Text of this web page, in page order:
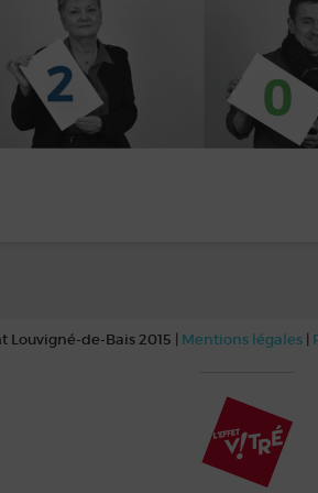
Louvigné-de-Bais 2015 | Mentions légales|